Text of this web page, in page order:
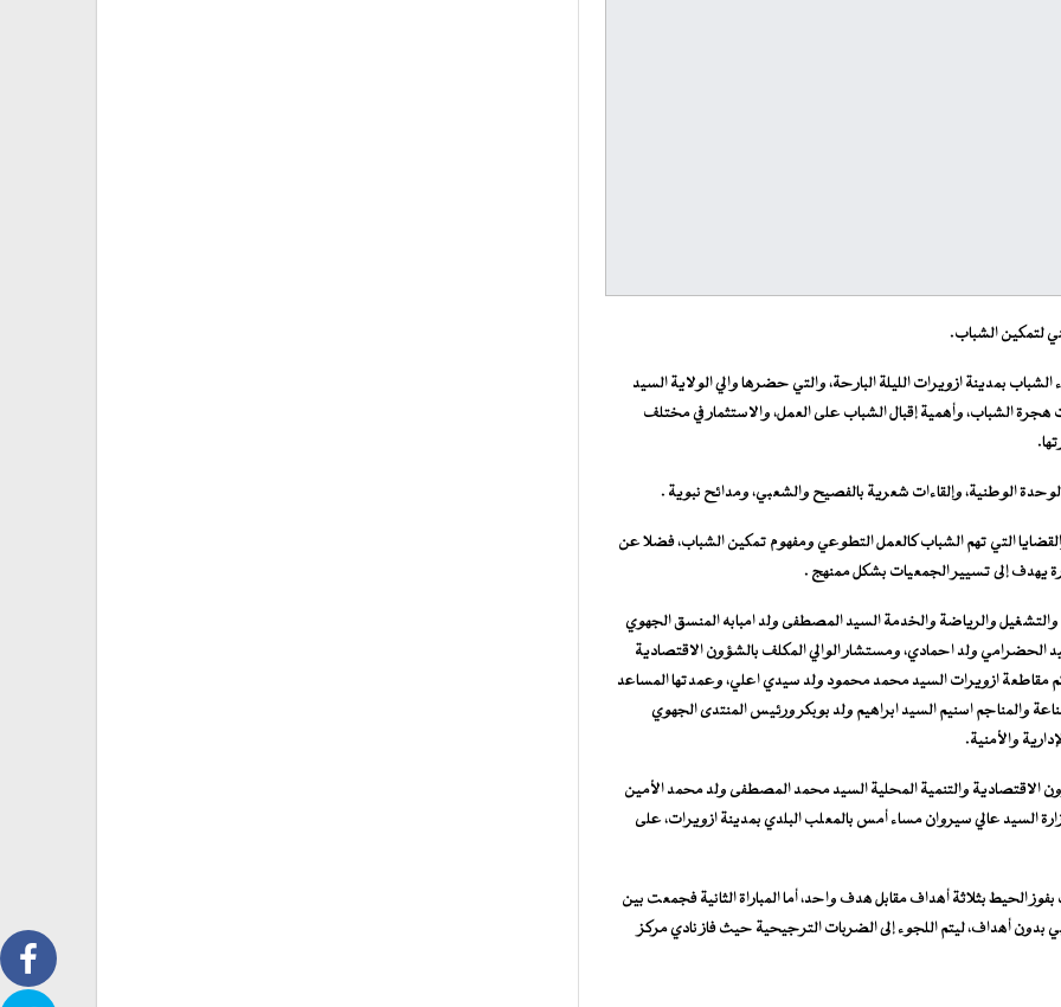
لتمكين الشباب.
بمدينة ازويرات الليلة البارحة، والتي حضرها والي الولاية السيد
الشباب، وأهمية إقبال الشباب على العمل، والاستثمار في مختلف
الوطنية، وإلقاءات شعرية بالفصيح والشعبي، ومدائح نبوية .
التي تهم الشباب كالعمل التطوعي ومفهوم تمكين الشباب، فضلا عن
يهدف إلى تسيير الجمعيات بشكل ممنهج .
والرياضة والخدمة السيد المصطفى ولد امبابه المنسق الجهوي
ولد احمادي، ومستشار الوالي المكلف بالشؤون الاقتصادية
مقاطعة ازويرات السيد محمد محمود ولد سيدي اعلي، وعمدتها المساعد
والمناجم اسنيم السيد ابراهيم ولد بوبكر ورئيس المنتدى الجهوي
والأمنية.
الاقتصادية والتنمية المحلية السيد محمد المصطفى ولد محمد الأمين
السيد عالي سيروان مساء أمس بالمعلب البلدي بمدينة ازويرات، على
الحيط بثلاثة أهداف مقابل هدف واحد، أما المباراة الثانية فجمعت بين
بدون أهداف، ليتم اللجوء إلى الضربات الترجيحية حيث فاز نادي مركز